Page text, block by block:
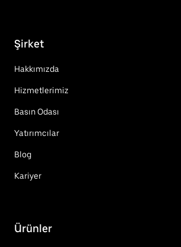
Şirket
Hakkımızda
Hizmetlerimiz
Basın Odası
Yatırımcılar
Blog
Kariyer
Ürünler